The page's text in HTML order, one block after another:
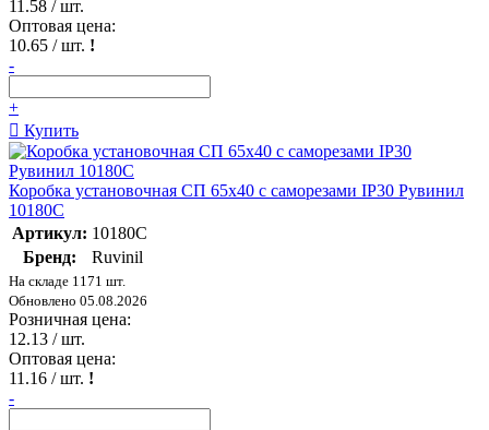
11.58 / шт.
Оптовая цена:
10.65 / шт. !
-
+
Купить
Коробка установочная СП 65х40 с саморезами IP30 Рувинил
10180С
Артикул: 10180С
Бренд:
Ruvinil
На складе 1171 шт.
Обновлено 05.08.2026
Розничная цена:
12.13 / шт.
Оптовая цена:
11.16 / шт. !
-